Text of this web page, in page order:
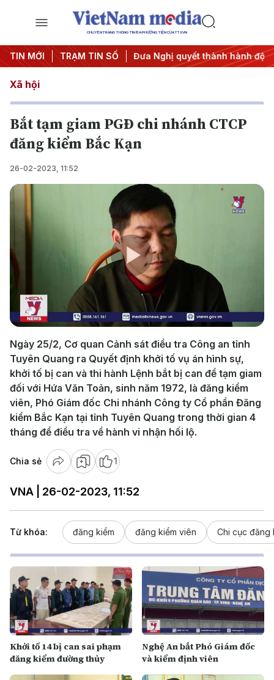
CHUYÊN TRANG THÔNG TIN ĐA PHƯƠNG TIỆN CỦA TTXVN
TIN MỚI TRẠM TIN SỐ
nghị Trung ương 3 #Đưa Nghị quyết thành hành động
Xã hội
Bắt tạm giam PGĐ chi nhánh CTCP
đăng kiểm Bắc Kạn
26-02-2023, 11:52
Play
Video
Ngày 25/2, Cơ quan Cảnh sát điều tra Công an tỉnh
Tuyên Quang ra Quyết định khởi tố vụ án hình sự,
khởi tố bị can và thi hành Lệnh bắt bị can để tạm giam
đối với Hứa Văn Toản, sinh năm 1972, là đăng kiểm
viên, Phó Giám đốc Chi nhánh Công ty Cổ phần Đăng
kiểm Bắc Kạn tại tỉnh Tuyên Quang trong thời gian 4
tháng để điều tra về hành vi nhận hối lộ.
Chia sẻ 1
VNA | 26-02-2023, 11:52
Từ khóa: đăng kiểm đăng kiểm viên Chi cục đăng
Khởi tố 14 bị can sai phạm
đăng kiểm đường thủy
Nghệ An bắt Phó Giám đốc
và kiểm định viên